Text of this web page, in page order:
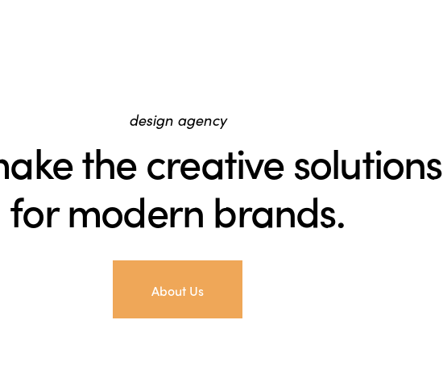
design agency
the creative solutions
for modern brands.
About Us